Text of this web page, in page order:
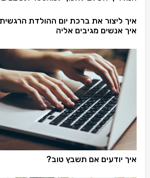
איך ליצור את ברכת יום ההולדת
איך אנשים מגיבים אליה
איך יודעים אם תשבץ טוב?